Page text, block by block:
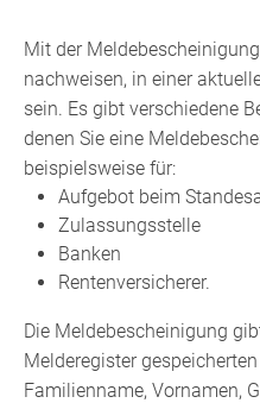
Mit der
nachweisen, in einer
sein. Es gibt verschiedene
denen Sie eine
beispielsweise für:
Aufgebot beim
Zulassungsstelle
Banken
Rentenversicherer.
Die Meldebescheinigung
Melderegister
Familienname, Vornamen,